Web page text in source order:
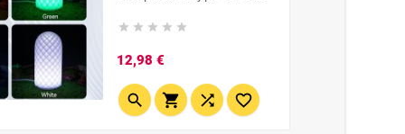
non officielle ) 🎛️
Télécommande : choix
intensité 🔌...
    
12,98 €Prix
   